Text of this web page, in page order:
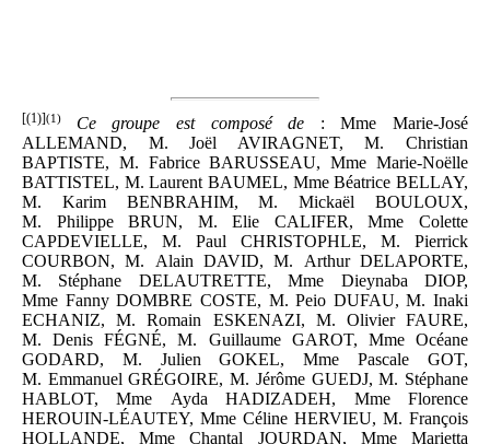
[(1)](1) Ce groupe est composé de : Mme Marie-José
ALLEMAND, M. Joël AVIRAGNET, M. Christian
BAPTISTE, M. Fabrice BARUSSEAU, Mme Marie-Noëlle
BATTISTEL, M. Laurent BAUMEL, Mme Béatrice BELLAY,
M. Karim BENBRAHIM, M. Mickaël BOULOUX,
M. Philippe BRUN, M. Elie CALIFER, Mme Colette
CAPDEVIELLE, M. Paul CHRISTOPHLE, M. Pierrick
COURBON, M. Alain DAVID, M. Arthur DELAPORTE,
M. Stéphane DELAUTRETTE, Mme Dieynaba DIOP,
Mme Fanny DOMBRE COSTE, M. Peio DUFAU, M. Inaki
ECHANIZ, M. Romain ESKENAZI, M. Olivier FAURE,
M. Denis FÉGNÉ, M. Guillaume GAROT, Mme Océane
GODARD, M. Julien GOKEL, Mme Pascale GOT,
M. Emmanuel GRÉGOIRE, M. Jérôme GUEDJ, M. Stéphane
HABLOT, Mme Ayda HADIZADEH, Mme Florence
HEROUIN-LÉAUTEY, Mme Céline HERVIEU, M. François
HOLLANDE, Mme Chantal JOURDAN, Mme Marietta